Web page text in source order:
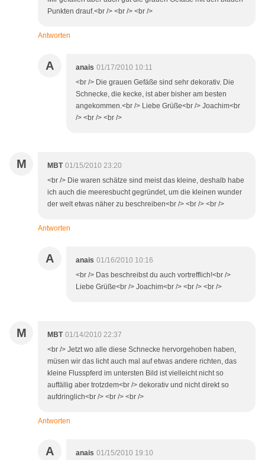
Punkten drauf.<br /> <br /> <br />
Antworten
A anais 01/17/2010 10:11
<br /> Die grauen Gefäße sind sehr dekorativ. Die
Schnecke, die kecke, ist aber bisher am besten
angekommen.<br /> Liebe Grüße<br /> Joachim<br
/> <br /> <br />
M MBT 01/15/2010 23:20
<br /> Die waren schätze sind meist das kleine, deshalb habe
ich auch die meeresbucht gegründet, um die kleinen wunder
der welt etwas näher zu beschreiben<br /> <br /> <br />
Antworten
A anais 01/16/2010 10:16
<br /> Das beschreibst du auch vortrefflich!<br />
Liebe Grüße<br /> Joachim<br /> <br /> <br />
M MBT 01/14/2010 22:37
<br /> Jetzt wo alle diese Schnecke hervorgehoben haben,
müsen wir das licht auch mal auf etwas andere richten, das
kleine Flusspferd im untersten Bild ist vielleicht nicht so
auffällig aber trotzdem<br /> dekorativ und nicht direkt so
aufdringlich<br /> <br /> <br />
Antworten
A anais 01/15/2010 19:10